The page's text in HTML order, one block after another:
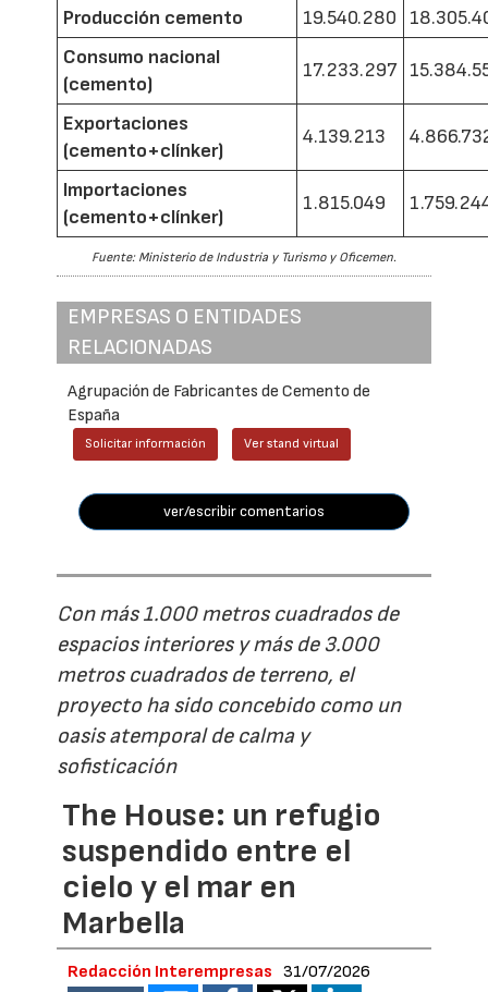
Producción cemento 19.540.280
Consumo nacional
(cemento)
17.233.297
Exportaciones
(cemento+clínker)
4.139.213
Importaciones
(cemento+clínker)
1.815.049
Fuente: Ministerio de Industria y Turismo y Oficemen.
EMPRESAS O ENTIDADES
RELACIONADAS
Agrupación de Fabricantes de Cemento de
España
Solicitar información Ver stand virtual
ver/escribir comentarios
Con más 1.000 metros cuadrados de
espacios interiores y más de 3.000
metros cuadrados de terreno, el
proyecto ha sido concebido como un
oasis atemporal de calma y
sofisticación
The House: un refugio
suspendido entre el
cielo y el mar en
Marbella
Redacción Interempresas 31/07/2026